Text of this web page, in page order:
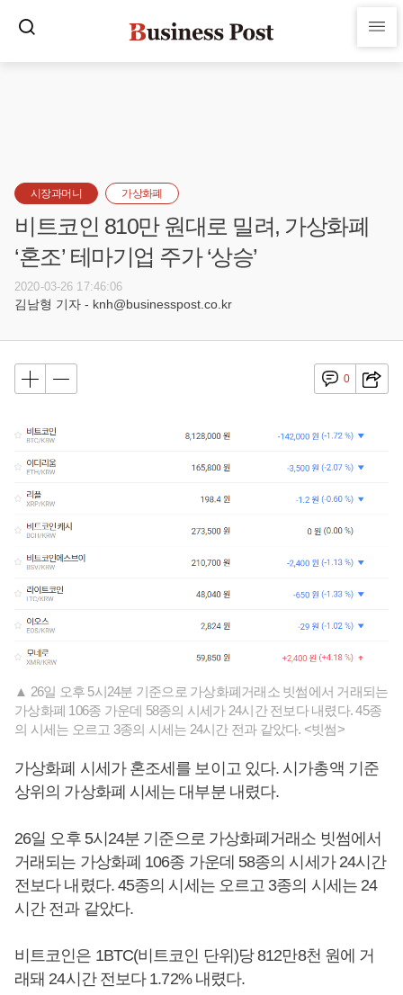
시장과머니 가상화폐
비트코인 810만 원대로 밀려, 가상화폐
‘혼조’ 테마기업 주가 ‘상승’
2020-03-26 17:46:06
김남형 기자 - knh@businesspost.co.kr
0
▲ 26일 오후 5시24분 기준으로 가상화폐거래소 빗썸에서 거래되는
가상화폐 106종 가운데 58종의 시세가 24시간 전보다 내렸다. 45종
의 시세는 오르고 3종의 시세는 24시간 전과 같았다. <빗썸>
가상화폐 시세가 혼조세를 보이고 있다. 시가총액 기준
상위의 가상화폐 시세는 대부분 내렸다.
26일 오후 5시24분 기준으로 가상화폐거래소 빗썸에서
거래되는 가상화폐 106종 가운데 58종의 시세가 24시간
전보다 내렸다. 45종의 시세는 오르고 3종의 시세는 24
시간 전과 같았다.
비트코인은 1BTC(비트코인 단위)당 812만8천 원에 거
래돼 24시간 전보다 1.72% 내렸다.